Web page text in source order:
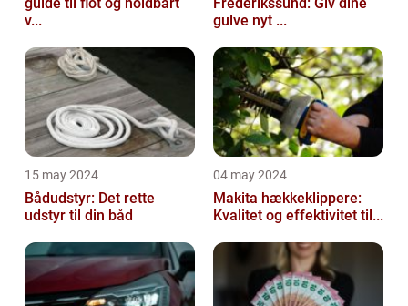
v...
gulve nyt ...
15 may 2024
Bådudstyr: Det rette
udstyr til din båd
04 may 2024
Makita hækkeklippere:
Kvalitet og effektivitet til...